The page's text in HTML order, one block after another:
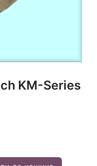
KM-Series